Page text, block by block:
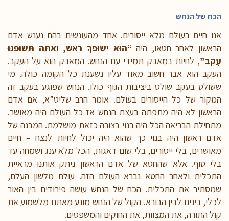
הכח של הנחש
אנו חיים בעולם מלא ייסורים. אחד מהעונשים בהם נענש אדם
הראשון לאחר חטאו, היה “הוּא יְשׁוּפְךָ רֹאשׁ, וְאַתָּה תְּשׁוּפֶנּוּ
עָקֵב”, לחיות במאבק תמידי עם הנחש. המאבק הוא על העקב.
העקב הוא אבר חשוב מאוד עליו נשענת כל הקומה כולה. מי
ששולט בעקב שולט ביציבות הגוף כולו. הנחש שפוגע בעקב זה
המקור של כל הייסורים בעולם. אומר הרב שליט”א, אם אדם
הראשון לא היה מתפתה בעצת הנחש אז כל העולם היה מאושר.
מתחילת הבריאה הכל היה בנוי בצורה כזאת מושלמת. המבנה של
אדם ראשון היה בנוי כך שהוא היה יכול לחיות לנצח – חיים
מאושרים, בלי ייסורים, בלי שום דאגות, הכל מלא ענג ושמחה עד
בלי סוף. אלא שהחטא של אדם הראשון ניתק אותנו מראיית
התכלית ולאחר החטא נברא העולם הזה. עולם מלשון העלם,
שמסתיר את התכלית. הכח של הנחש עושה פירודים בין האור
לכלי, בינינו לבין הבורא. הקול של הנחש מונע מאתנו מלשמוע את
קול התורה, את המצוות, את החוקים והמשפטים.